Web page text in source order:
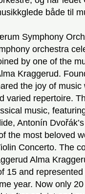
både til
Symphony
orchestra
by one of the
Kraggerud.
the joy of
varied repertoire.
music,
Antonín
the most beloved
Concerto. The
Alma
15 and
year. Now only